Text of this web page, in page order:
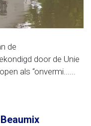
de
door de Unie
als “onvermi......